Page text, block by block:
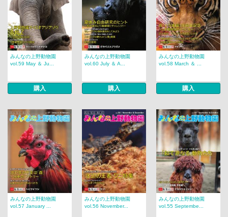
みんなの上野動物園
vol.59 May ＆ Ju...
購入
みんなの上野動物園
vol.60 July ＆ A...
購入
みんなの上野動物園
vol.58 March ＆ ...
購入
みんなの上野動物園
vol.57 January ...
みんなの上野動物園
vol.56 November...
みんなの上野動物園
vol.55 Septembe...